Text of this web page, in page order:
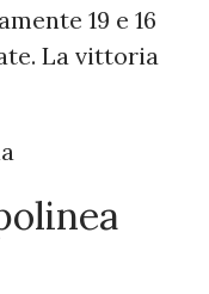
19 e 16
La vittoria